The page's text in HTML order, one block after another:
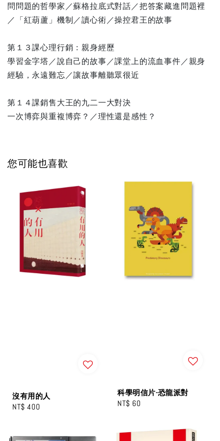
問問題的哲學家／蘇格拉底式對話／把答案藏進問題裡
／「紅葫蘆」機制／讀心術／操控君王的故事
第１３課心理行銷：親身經歷
學習金字塔／說自己的故事／課堂上的流血事件／親身
經驗，永遠難忘／讓故事離聽眾很近
第１４課銷售大王的九二一大對決
一次博弈與重複博弈？／理性還是感性？
您可能也喜歡
沒有用的人
Regular
NT$ 400
科學明信片-恐龍派對
Regular
NT$ 60